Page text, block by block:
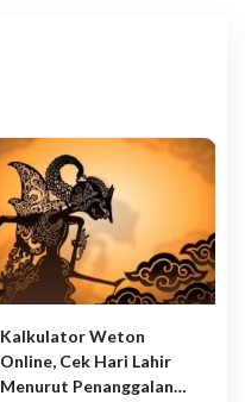
Kalkulator Weton
Online, Cek Hari Lahir
Menurut Penanggalan